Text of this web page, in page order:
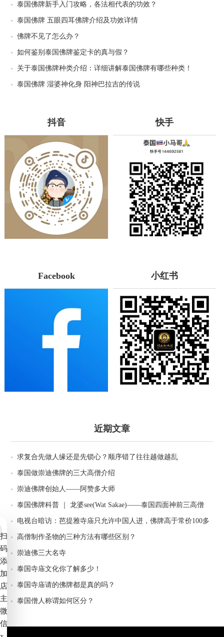
泰国佛牌新手入门攻略，各法相代表的功效？
泰国佛牌 五眼四耳佛牌介绍及功效详情
佛牌不见了怎么办？
如何鉴别泰国佛牌鉴定卡的真与假？
关于泰国佛牌种类介绍：详细讲解泰国佛牌有哪些种类！
泰国佛牌 湿婆神化身 阳神巴拉吉的传说
抖音 快手
Facebook 小红书
近期文章
求复合先做人缘还是先锁心？顺序错了往往越做越乱
泰国做崇迪佛牌的三大高僧介绍
崇迪佛牌创始人——阿赞多大师
泰国佛牌科普 ｜ 龙婆see(Wat Sakae)——泰国四面神前三高僧
电视台暗访：芭提雅寺庙只允许中国人进，佛牌高于常价100多
倍！
高僧制作圣物的三种方法有哪些区别？
崇迪佛三大名寺
泰国寺庙文化你了解多少！
泰国寺庙请的佛牌都是真的吗？
泰国僧人称谓如何区分？
扫
码
添
加
店
主
微
信